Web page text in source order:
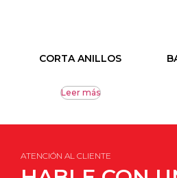
CORTA ANILLOS
Leer más
ATENCIÓN AL CLIENTE